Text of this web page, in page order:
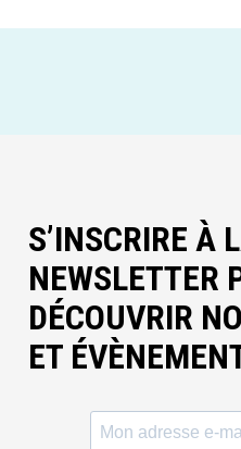
S’INSCRIRE À
NEWSLETTER
DÉCOUVRIR
ET